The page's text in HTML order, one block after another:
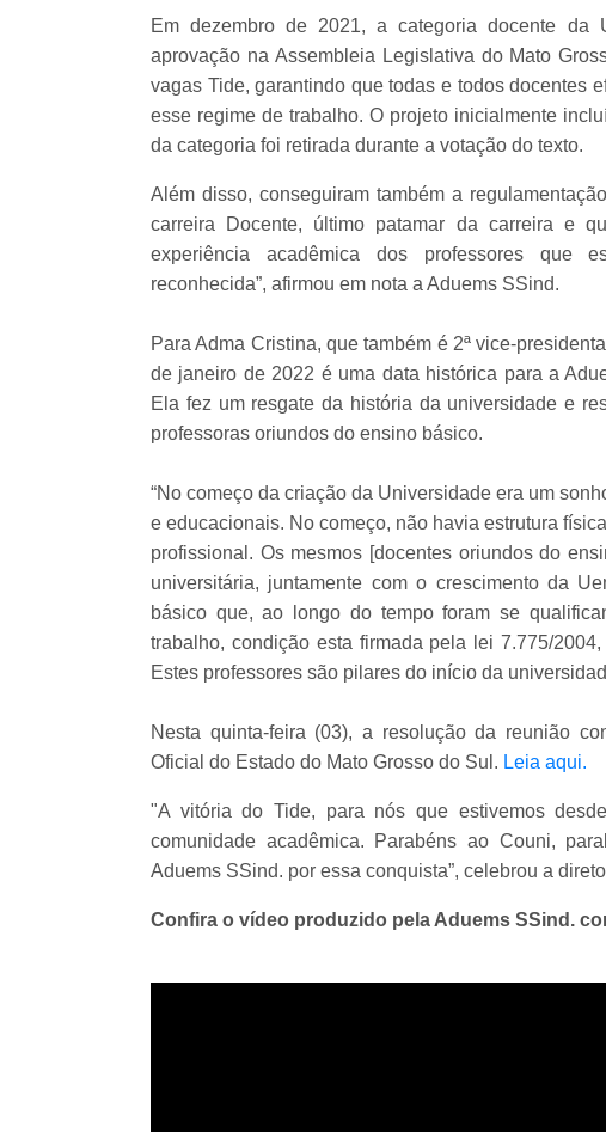
Em dezembro de 2021, a categoria docente da
aprovação na Assembleia Legislativa do Mato
vagas Tide, garantindo que todas e todos docentes
esse regime de trabalho. O projeto inicialmente
da categoria foi retirada durante a votação do texto.
Além disso, conseguiram também a
carreira Docente, último patamar da carreira e
experiência acadêmica dos professores que
reconhecida”, afirmou em nota a Aduems SSind.
Para Adma Cristina, que também é 2ª vice-
de janeiro de 2022 é uma data histórica para a
Ela fez um resgate da história da universidade e
professoras oriundos do ensino básico.
“No começo da criação da Universidade era um
e educacionais. No começo, não havia estrutura
profissional. Os mesmos [docentes oriundos do
universitária, juntamente com o crescimento da
básico que, ao longo do tempo foram se
trabalho, condição esta firmada pela lei 7.775/
Estes professores são pilares do início da
Nesta quinta-feira (03), a resolução da reunião
Oficial do Estado do Mato Grosso do Sul. Leia aqui.
"A vitória do Tide, para nós que estivemos
comunidade acadêmica. Parabéns ao Couni,
Aduems SSind. por essa conquista”, celebrou a
Confira o vídeo produzido pela Aduems SSind.